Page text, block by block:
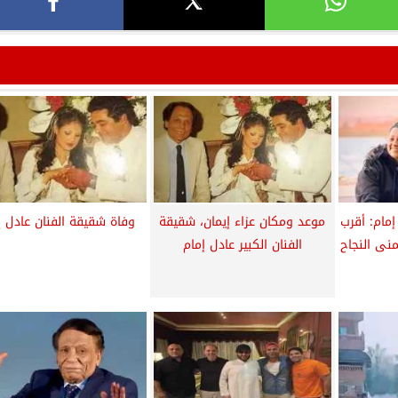
أقرب
النجاح
موعد ومكان عزاء إيمان، شقيقة
الفنان الكبير عادل إمام
وفاة شقيقة الفنان عادل